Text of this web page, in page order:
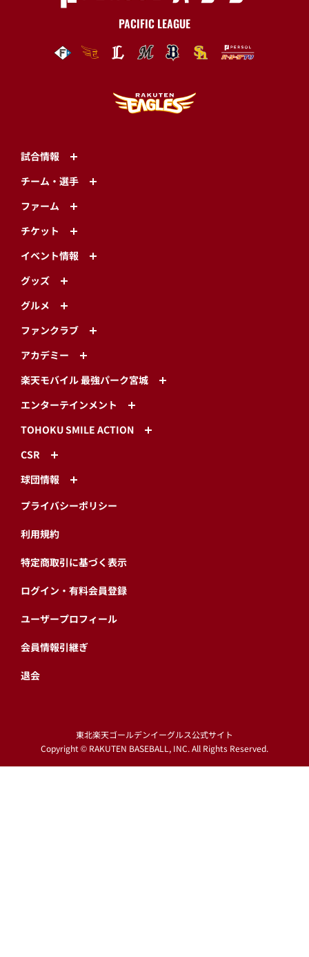
PACIFIC LEAGUE
試合情報
チーム・選手
ファーム
チケット
イベント情報
グッズ
グルメ
ファンクラブ
アカデミー
楽天モバイル 最強パーク宮城
エンターテインメント
TOHOKU SMILE ACTION
CSR
球団情報
プライバシーポリシー
利用規約
特定商取引に基づく表示
ログイン・有料会員登録
ユーザープロフィール
会員情報引継ぎ
退会
東北楽天ゴールデンイーグルス公式サイト
Copyright © RAKUTEN BASEBALL, INC. All Rights Reserved.